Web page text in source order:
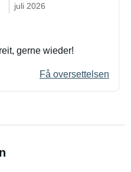
juli 2026
gerne wieder!
Få oversettelsen